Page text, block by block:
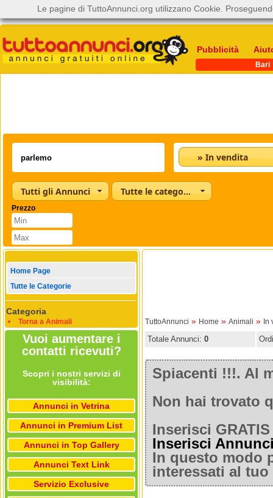
Pubblicità
Bari
» In vendita
Tutti gli Annunci Tutte le categorie
Prezzo
Home Page
Tutte le Categorie
Categoria
Torna a Animali
Vuoi aumentare i
contatti ricevuti?
Scopri i nostri servizi di
visibilità:
Annunci in Vetrina
Annunci in Premium List
Annunci in Top Gallery
Annunci Text Link
Servizio Exclusive
TuttoAnnunci » Home » Animali » In
Totale Annunci: 0
Spiacenti !!!. Al
Non hai trovato
Inserisci
Inserisci
In questo modo
interessati al
Le pagine di TuttoAnnunci.org utilizzano Cookie.